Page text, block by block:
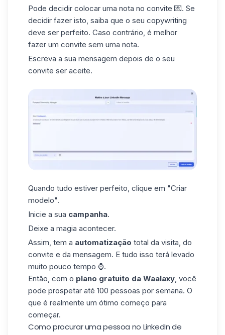
Pode decidir colocar uma nota no convite 💌. Se
decidir fazer isto, saiba que o seu copywriting
deve ser perfeito. Caso contrário, é melhor
fazer um convite sem uma nota.
Escreva a sua mensagem depois de o seu
convite ser aceite.
Quando tudo estiver perfeito, clique em "Criar
modelo".
Inicie a sua campanha.
Deixe a magia acontecer.
Assim, tem a automatização total da visita, do
convite e da mensagem. E tudo isso terá levado
muito pouco tempo ⌚.
Então, com o plano gratuito da Waalaxy , você
pode prospetar até 100 pessoas por semana. O
que é realmente um ótimo começo para
começar.
Como procurar uma pessoa no LinkedIn de